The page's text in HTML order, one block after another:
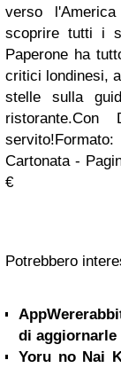
verso
scoprire tutti i
Paperone ha
critici londinesi,
stelle sulla
Cartonata -
€
Potrebbero
di aggiornarle
Yoru no Nai